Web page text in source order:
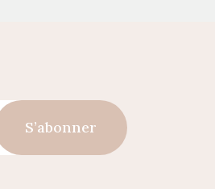
S’abonner